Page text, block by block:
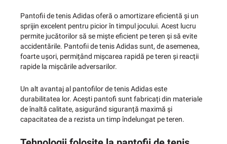
Pantofii de tenis Adidas oferă o amortizare eficientă și un
sprijin excelent pentru picior în timpul jocului. Acest lucru
permite jucătorilor să se miște eficient pe teren și să evite
accidentările. Pantofii de tenis Adidas sunt, de asemenea,
foarte ușori, permițând mișcarea rapidă pe teren și reacții
rapide la mișcările adversarilor.
Un alt avantaj al pantofilor de tenis Adidas este
durabilitatea lor. Acești pantofi sunt fabricați din materiale
de înaltă calitate, asigurând siguranță maximă și
capacitatea de a rezista un timp îndelungat pe teren.